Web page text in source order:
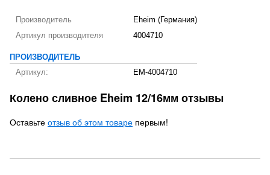
Производитель
Eheim (Германия)
Артикул производителя
4004710
ПРОИЗВОДИТЕЛЬ
Артикул:
EM-4004710
Колено сливное Eheim 12/16мм отзывы
Оставьте отзыв об этом товаре первым!